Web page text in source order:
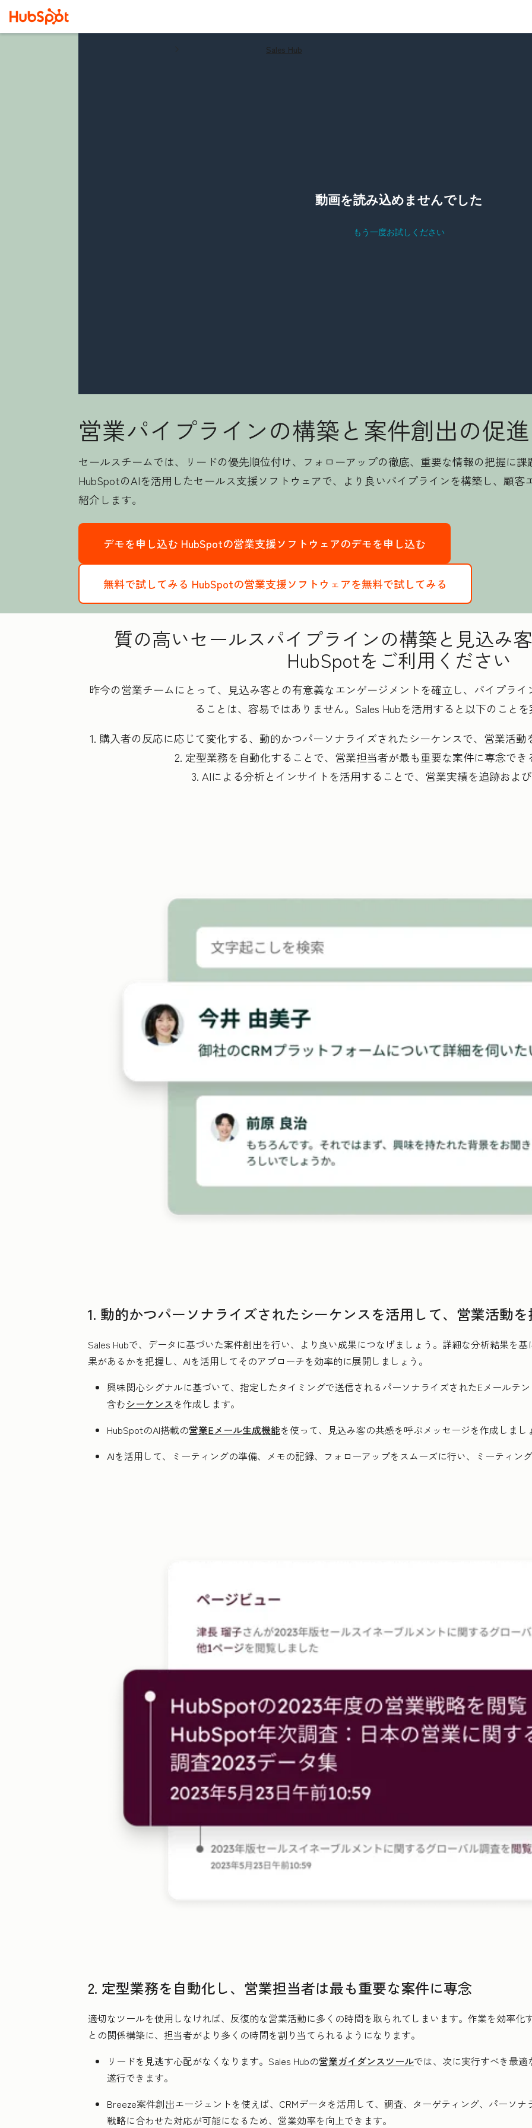
Sales Hub
営業パイプラインの構築と案件創出の促進
セールスチームでは、リードの優先順位付け、フォローアップの徹底、重要な情報の把握に
HubSpotのAIを活用したセールス支援ソフトウェアで、より良いパイプラインを構築し、顧
紹介します。
デモを申し込む HubSpotの営業支援ソフトウェアのデモを申し込む
無料で試してみる HubSpotの営業支援ソフトウェアを無料で試してみる
質の高いセールスパイプラインの構築と見込み
HubSpotをご利用ください
昨今の営業チームにとって、見込み客との有意義なエンゲージメントを確立し、パイプラ
ることは、容易ではありません。Sales Hubを活用すると以下のこと
1. 購入者の反応に応じて変化する、動的かつパーソナライズされたシーケンスで、営業活
2. 定型業務を自動化することで、営業担当者が最も重要な案件に専念で
3. AIによる分析とインサイトを活用することで、営業実績を追跡およ
1. 動的かつパーソナライズされたシーケンスを活用して、営業活動
Sales Hubで、データに基づいた案件創出を行い、より良い成果につなげましょう。詳細な分析結果を
果があるかを把握し、AIを活用してそのアプローチを効率的に展開しましょう。
興味関心シグナルに基づいて、指定したタイミングで送信されるパーソナライズされたEメールテ
含むシーケンスを作成します。
HubSpotのAI搭載の営業Eメール生成機能を使って、見込み客の共感を呼ぶメッセージを作成しまし
AIを活用して、ミーティングの準備、メモの記録、フォローアップをスムーズに行い、ミーティン
2. 定型業務を自動化し、営業担当者は最も重要な案件に専念
適切なツールを使用しなければ、反復的な営業活動に多くの時間を取られてしまいます。作業を効率化
との関係構築に、担当者がより多くの時間を割り当てられるようになります。
リードを見逃す心配がなくなります。Sales Hubの営業ガイダンスツールでは、次に実行すべき最
遂行できます。
Breeze案件創出エージェントを使えば、CRMデータを活用して、調査、ターゲティング、パーソ
戦略に合わせた対応が可能になるため、営業効率を向上できます。